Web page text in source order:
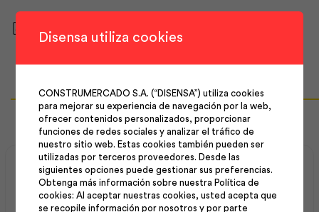
Productos Relacionados
Disensa utiliza cookies
CONSTRUMERCADO S.A. (“DISENSA”) utiliza cookies
para mejorar su experiencia de navegación por la web,
ofrecer contenidos personalizados, proporcionar
funciones de redes sociales y analizar el tráfico de
nuestro sitio web. Estas cookies también pueden ser
utilizadas por terceros proveedores. Desde las
siguientes opciones puede gestionar sus preferencias.
Obtenga más información sobre nuestra Política de
cookies: Al aceptar nuestras cookies, usted acepta que
se recopile información por nosotros y por parte